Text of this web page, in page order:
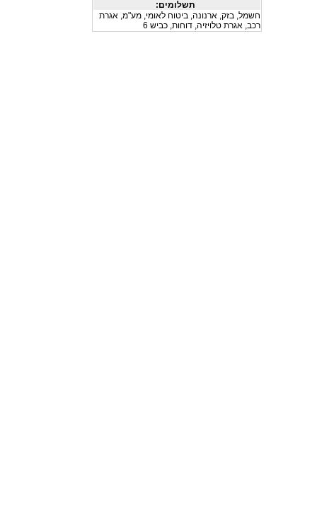
תשלומים:
חשמל, בזק, ארנונה, ביטוח לאומי, מע"מ, אגרת
רכב, אגרת טלויזיה, דוחות, כביש 6